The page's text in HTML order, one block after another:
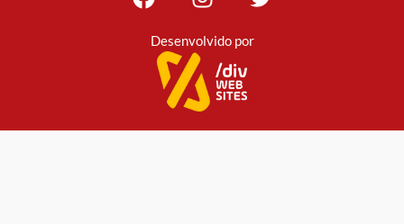
Desenvolvido por